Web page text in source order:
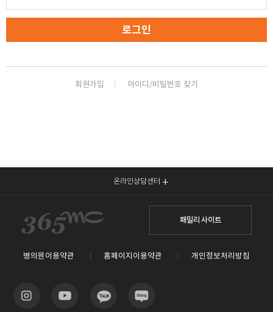
로그인
회원가입 아이디/비밀번호 찾기
온라인상담센터
패밀리 사이트
병의원이용약관 홈페이지이용약관 개인정보처리방침